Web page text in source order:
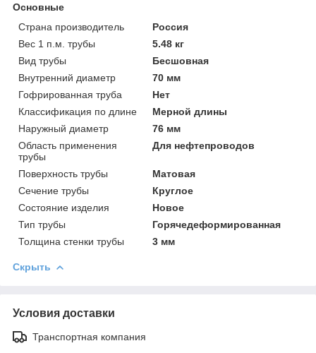
Основные
Страна производитель
Россия
Вес 1 п.м. трубы
5.48 кг
Вид трубы
Бесшовная
Внутренний диаметр
70 мм
Гофрированная труба
Нет
Классификация по длине
Мерной длины
Наружный диаметр
76 мм
Область применения
трубы
Для нефтепроводов
Поверхность трубы
Матовая
Сечение трубы
Круглое
Состояние изделия
Новое
Тип трубы
Горячедеформированная
Толщина стенки трубы
3 мм
Скрыть
Условия доставки
Транспортная компания